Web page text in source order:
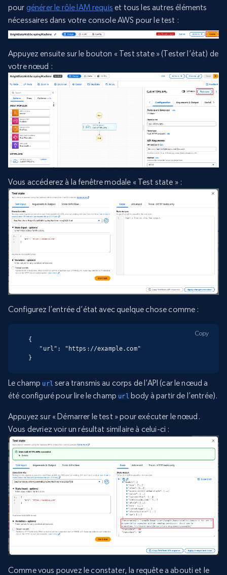
pour générer le rôle IAM requis et tous les autres éléments
nécessaires dans votre console AWS pour le test :
Appuyez ensuite sur le bouton « Test state » (Tester l’état) de
votre nœud :
Vous accéderez à la fenêtre modale « Test state » :
Configurez l’entrée d’état avec quelque chose comme :
{
}
Copy
Le champ url sera transmis au corps de l’API (car le nœud a
été configuré pour lire le champ url body à partir de l’entrée).
Appuyez sur « Démarrer le test » pour exécuter le nœud.
Vous devriez voir un résultat similaire à celui-ci :
Comme vous pouvez le constater, la requête a abouti et le